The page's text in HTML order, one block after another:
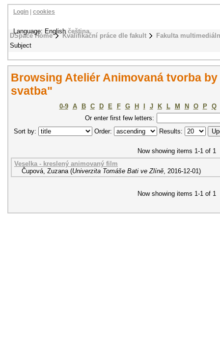
DSpace Home Kvalifikační práce dle fakult
Fakulta
Subject
Login cookies
Language: Englishčeština
Browsing Ateliér Animovaná tvorba
svatba"
0-9 A B C D E F G H J K L M N O P
Q
Or enter first few letters:
Sort by:
Order: Results:
Now showing items 1-1 of 1
Veselka - kreslený animovaný film
Čupová, Zuzana (Univerzita Tomáše Bati ve Zlíně, 2016-12-01)
Now showing items 1-1 of 1